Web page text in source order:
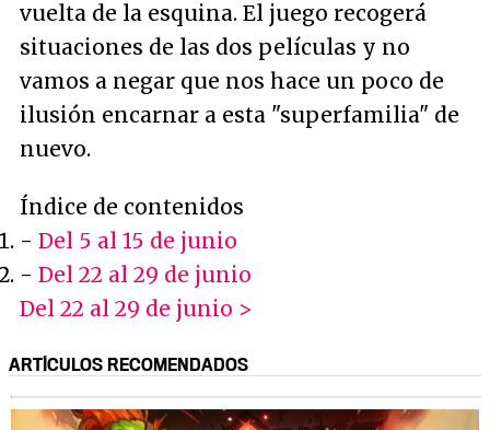
vuelta de la esquina. El juego recogerá
situaciones de las dos películas y no
vamos a negar que nos hace un poco de
ilusión encarnar a esta "superfamilia" de
nuevo.
Índice de contenidos
- Del 5 al 15 de junio
- Del 22 al 29 de junio
Del 22 al 29 de junio >
ARTÍCULOS RECOMENDADOS